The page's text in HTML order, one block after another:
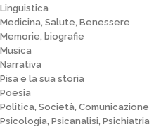
Linguistica
Medicina, Salute, Benessere
Memorie, biografie
Musica
Narrativa
Pisa e la sua storia
Poesia
Politica, Società, Comunicazione
Psicologia, Psicanalisi, Psichiatria